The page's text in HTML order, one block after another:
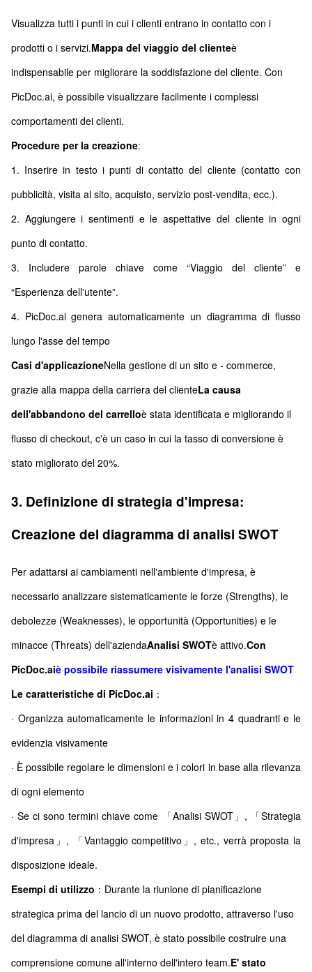
Visualizza tutti i punti in cui i clienti entrano in contatto con i
prodotti o i servizi.Mappa del viaggio del clienteè
indispensabile per migliorare la soddisfazione del cliente. Con
PicDoc.ai, è possibile visualizzare facilmente i complessi
comportamenti dei clienti.
Procedure per la creazione:
1. Inserire in testo i punti di contatto del cliente (contatto con
pubblicità, visita al sito, acquisto, servizio post-vendita, ecc.).
2. Aggiungere i sentimenti e le aspettative del cliente in ogni
punto di contatto.
3. Includere parole chiave come “Viaggio del cliente” e
“Esperienza dell'utente”.
4. PicDoc.ai genera automaticamente un diagramma di flusso
lungo l'asse del tempo
Casi d'applicazioneNella gestione di un sito e - commerce,
grazie alla mappa della carriera del clienteLa causa
dell'abbandono del carrelloè stata identificata e migliorando il
flusso di checkout, c'è un caso in cui la tasso di conversione è
stato migliorato del 20%.
3. Definizione di strategia d'impresa:
Creazione del diagramma di analisi SWOT
Per adattarsi ai cambiamenti nell'ambiente d'impresa, è
necessario analizzare sistematicamente le forze (Strengths), le
debolezze (Weaknesses), le opportunità (Opportunities) e le
minacce (Threats) dell'aziendaAnalisi SWOTè attivo.Con
PicDoc.aiè possibile riassumere visivamente l'analisi SWOT
Le caratteristiche di PicDoc.ai ：
· Organizza automaticamente le informazioni in 4 quadranti e le
evidenzia visivamente
· È possibile regolare le dimensioni e i colori in base alla rilevanza
di ogni elemento
· Se ci sono termini chiave come 「Analisi SWOT」, 「Strategia
d'impresa」, 「Vantaggio competitivo」, etc., verrà proposta la
disposizione ideale.
Esempi di utilizzo ：Durante la riunione di pianificazione
strategica prima del lancio di un nuovo prodotto, attraverso l'uso
del diagramma di analisi SWOT, è stato possibile costruire una
comprensione comune all'interno dell'intero team.E' stato